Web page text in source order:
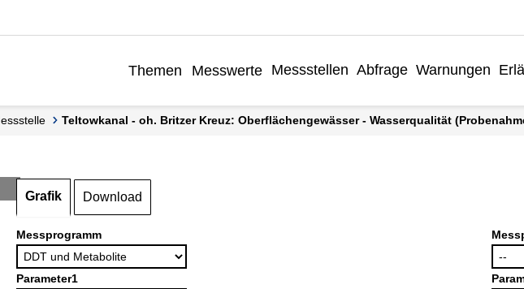
Themen Messwerte Messstellen Abfrage Warnungen
Messstelle Teltowkanal - oh. Britzer Kreuz: Oberflächengewässer - Wasserqualität
Grafik Download
Messprogramm
Parameter1